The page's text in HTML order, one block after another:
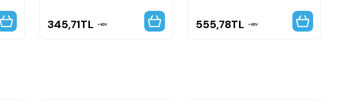
345,71TL KDV 555,78TL KDV